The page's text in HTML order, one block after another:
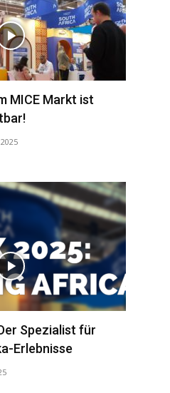
MICE Markt ist
Spezialist für
Erlebnisse